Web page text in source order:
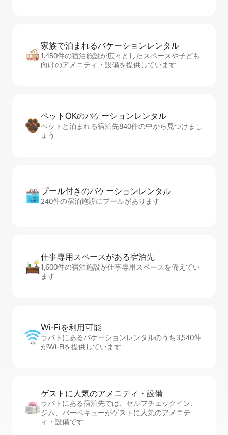
家族で泊まれるバ⁠ケ⁠ー⁠シ⁠ョ⁠ンレ⁠ン⁠タ⁠ル
1,450件の宿泊施設が広々としたスペースや子ども
向けのアメニティ・設備を提供しています
ペットOKのバ⁠ケ⁠ー⁠シ⁠ョ⁠ンレ⁠ン⁠タ⁠ル
ペットと泊まれる宿泊先840件の中から見つけまし
ょう
プール付きのバ⁠ケ⁠ー⁠シ⁠ョ⁠ンレ⁠ン⁠タ⁠ル
240件の宿泊施設にプールがあります
仕事専用ス⁠ペ⁠ー⁠スがあ⁠る宿⁠泊⁠先
1,600件の宿泊施設が仕事専用スペースを備えてい
ます
Wi-Fiを利⁠用⁠可⁠能
ラバトにあるバケーションレンタルのうち3,540件
がWi-Fiを提供しています
ゲストに人⁠気⁠のア⁠メ⁠ニ⁠テ⁠ィ・設⁠備
ラバトにある宿泊先では、セ⁠ル⁠フチ⁠ェ⁠ッ⁠ク⁠イ⁠ン、
ジム、バーベキューがゲストに人気のアメニテ
ィ・設備です